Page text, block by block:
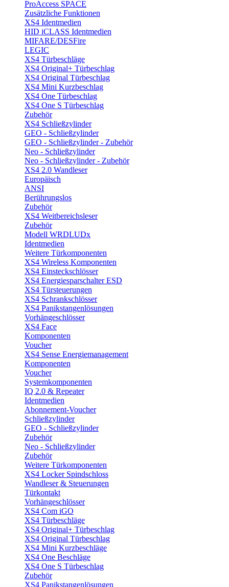
ProAccess SPACE
Zusätzliche Funktionen
XS4 Identmedien
HID iCLASS Identmedien
MIFARE/DESFire
LEGIC
XS4 Türbeschläge
XS4 Original+ Türbeschlag
XS4 Original Türbeschlag
XS4 Mini Kurzbeschlag
XS4 One Türbeschlag
XS4 One S Türbeschlag
Zubehör
XS4 Schließzylinder
GEO - Schließzylinder
GEO - Schließzylinder - Zubehör
Neo - Schließzylinder
Neo - Schließzylinder - Zubehör
XS4 2.0 Wandleser
Europäisch
ANSI
Berührungslos
Zubehör
XS4 Weitbereichsleser
Zubehör
Modell WRDLUDx
Identmedien
Weitere Türkomponenten
XS4 Wireless Komponenten
XS4 Einsteckschlösser
XS4 Energiesparschalter ESD
XS4 Türsteuerungen
XS4 Schrankschlösser
XS4 Panikstangenlösungen
Vorhängeschlösser
XS4 Face
Komponenten
Voucher
XS4 Sense Energiemanagement
Komponenten
Voucher
Systemkomponenten
IQ 2.0 & Repeater
Identmedien
Abonnement-Voucher
Schließzylinder
GEO - Schließzylinder
Zubehör
Neo - Schließzylinder
Zubehör
Weitere Türkomponenten
XS4 Locker Spindschloss
Wandleser & Steuerungen
Türkontakt
Vorhängeschlösser
XS4 Com iGO
XS4 Türbeschläge
XS4 Original+ Türbeschlag
XS4 Original Türbeschlag
XS4 Mini Kurzbeschläge
XS4 One Beschläge
XS4 One S Türbeschlag
Zubehör
XS4 Panikstangenlösungen